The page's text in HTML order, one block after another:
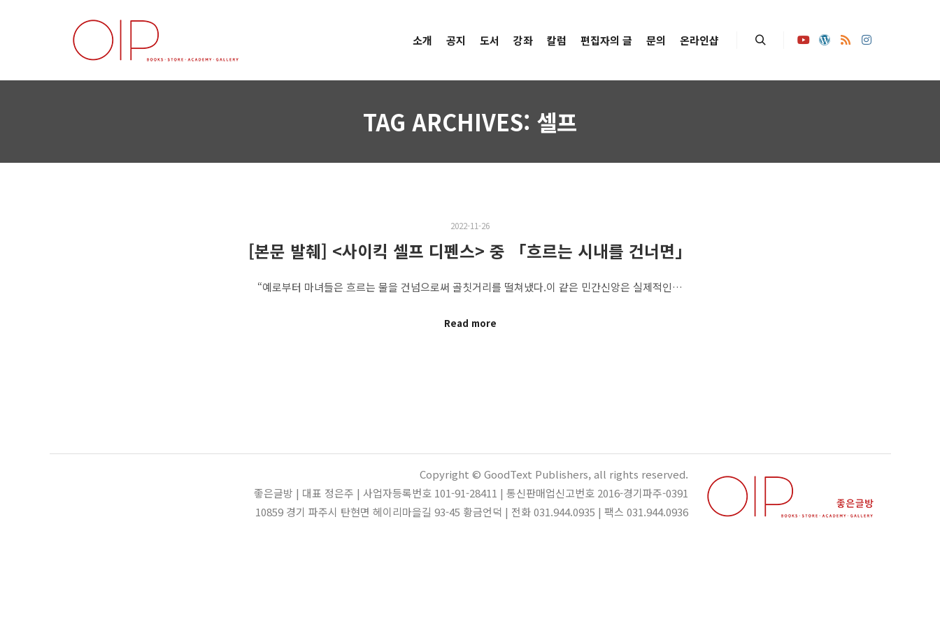
소개 공지 도서 강좌 칼럼 편집자의 글 문의 온라인샵
TAG ARCHIVES: 셀프
2022-11-26
[본문 발췌] <사이킥 셀프 디펜스> 중 「흐르는 시내를 건너면」
“예로부터 마녀들은 흐르는 물을 건넘으로써 골칫거리를 떨쳐냈다.이 같은 민간신앙은 실제적인…
Read more
Copyright © GoodText Publishers, all rights reserved.
좋은글방 | 대표 정은주 | 사업자등록번호 101-91-28411 | 통신판매업신고번호 2016-경기파주-0391
10859 경기 파주시 탄현면 헤이리마을길 93-45 황금언덕 | 전화 031.944.0935 | 팩스 031.944.0936